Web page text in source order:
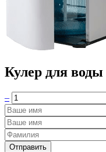
Кулер для
–